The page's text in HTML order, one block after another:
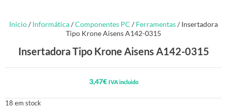
Início/ Informática/Componentes PC / Ferramentas/ Insertadora
Tipo Krone Aisens A142-0315
Insertadora Tipo Krone Aisens A142-0315
3,47€ IVA incluido
18 em stock